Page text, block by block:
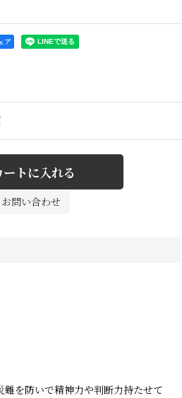
ア
ートに入れる
お問い合わせ
を防いで精神力や判断力持たせて